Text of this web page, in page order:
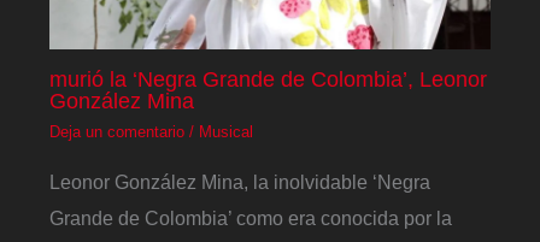
murió la ‘Negra Grande de Colombia’, Leonor
González Mina
Deja un comentario / Musical
Leonor González Mina, la inolvidable ‘Negra
Grande de Colombia’ como era conocida por la